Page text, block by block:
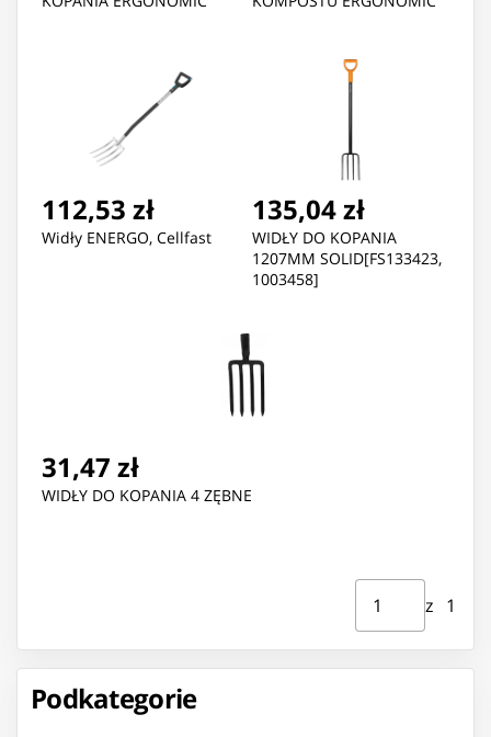
Podkategorie
112,53 zł
Widły ENERGO, Cellfast
135,04 zł
WIDŁY DO KOPANIA
1207MM SOLID[FS133423,
1003458]
31,47 zł
WIDŁY DO KOPANIA 4 ZĘBNE
Strona ⁨1⁩ z ⁨1⁩
z ⁨1⁩
Przejdź do strony